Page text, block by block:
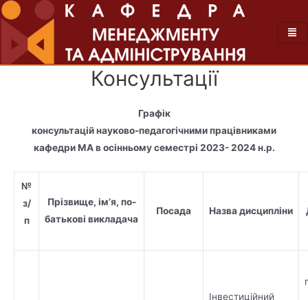
Консультації
Графік
консультацій науково-педагогічними працівниками
кафедри МА в осінньому семестрі 2023- 2024 н.р.
№
з/
п
Прізвище, ім’я, по-
батькові викладача
Посада Назва дисципліни
Інвестиційний